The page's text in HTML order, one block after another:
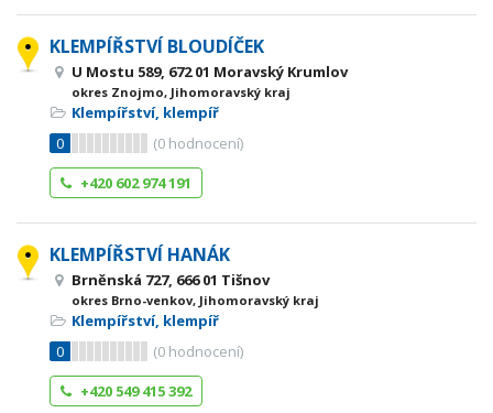
KLEMPÍŘSTVÍ BLOUDÍČEK
U Mostu 589, 672 01 Moravský Krumlov
okres Znojmo, Jihomoravský kraj
Klempířství, klempíř
0
(0 hodnocení)
+420 602 974 191
KLEMPÍŘSTVÍ HANÁK
Brněnská 727, 666 01 Tišnov
okres Brno-venkov, Jihomoravský kraj
Klempířství, klempíř
0
(0 hodnocení)
+420 549 415 392